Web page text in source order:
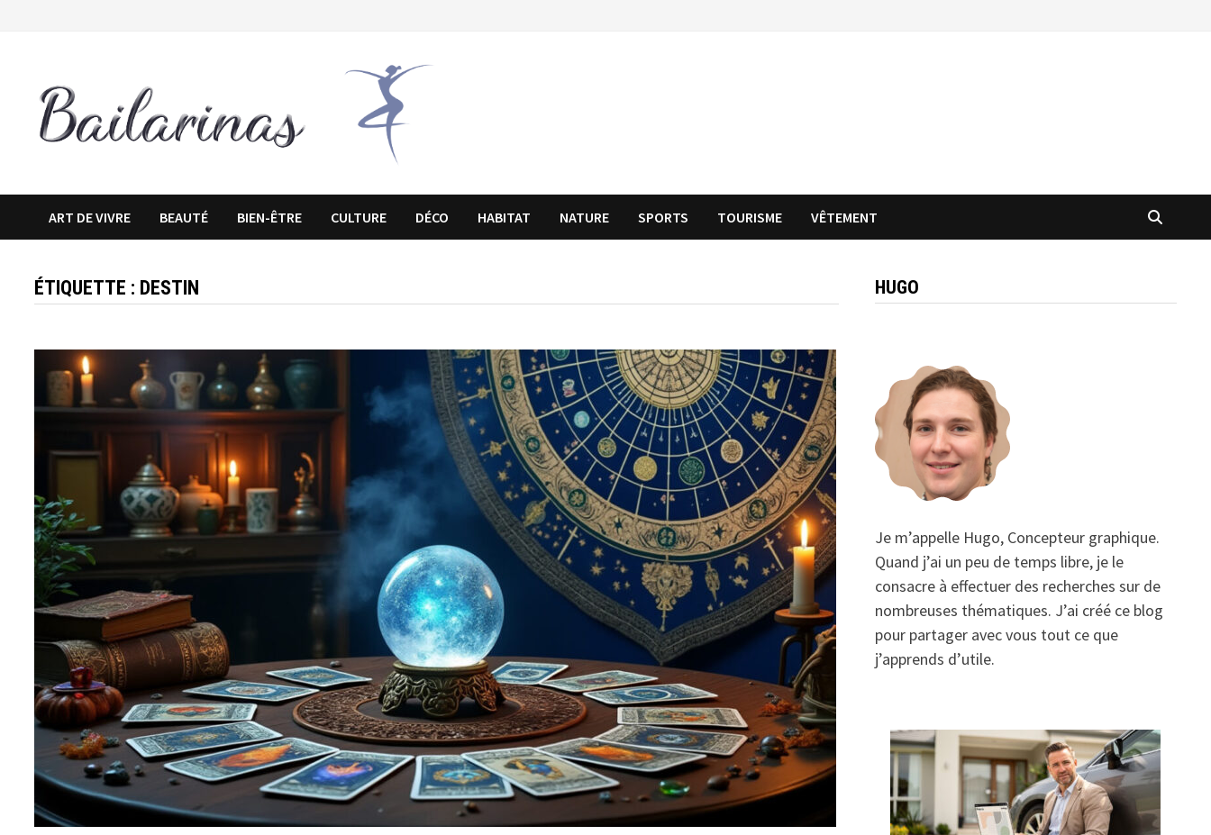
ART DE VIVRE BEAUTÉ BIEN-ÊTRE CULTURE DÉCO HABITAT NATURE SPORTS TOURISME VÊTEMENT
ÉTIQUETTE : DESTIN HUGO
Je m’appelle Hugo, Concepteur graphique.
Quand j’ai un peu de temps libre, je le
consacre à effectuer des recherches sur de
nombreuses thématiques. J’ai créé ce blog
pour partager avec vous tout ce que
j’apprends d’utile.